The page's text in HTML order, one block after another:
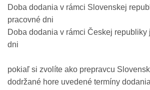
Doba dodania v rámci Slovenskej
pracovné dni
Doba dodania v rámci Českej republiky
dni
pokiaľ si zvolíte ako prepravcu
dodržané hore uvedené termíny